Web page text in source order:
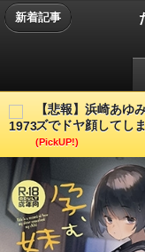
新着記事
【悲報】浜崎あゆ
ズでドヤ顔してし
(PickUP!)